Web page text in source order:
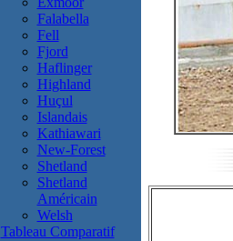
Falabella
Fell
Fjord
Haflinger
Highland
Huçul
Islandais
Kathiawari
New-Forest
Shetland
Shetland
Américain
Welsh
Tableau Comparatif